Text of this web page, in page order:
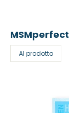
Al prodotto